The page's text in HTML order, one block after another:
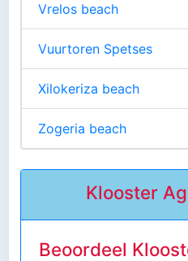
Vrelos beach
Vuurtoren Spetses
Xilokeriza beach
Zogeria beach
Klooster
Beoordeel